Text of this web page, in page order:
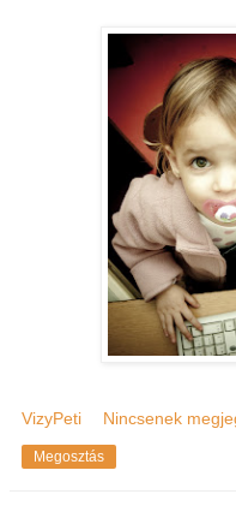
VizyPeti Nincsenek
Megosztás